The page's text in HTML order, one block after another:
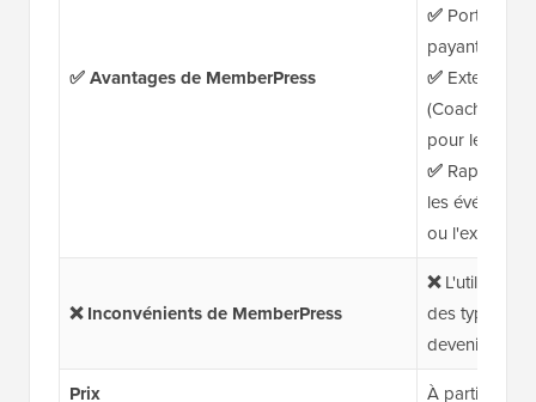
✅ Avantages de MemberPress
✅Portail
payant
✅Extensions
(CoachKit™,
pour les
✅Rappels
les
ou
❌ Inconvénients de MemberPress
❌L'utilisation
des types
devenir
Prix
À partir de